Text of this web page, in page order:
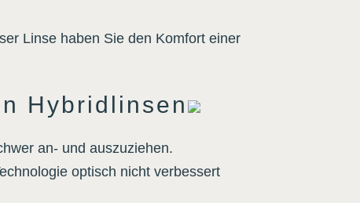
Linse haben Sie den Komfort einer
Hybridlinsen
an- und auszuziehen.
optisch nicht verbessert